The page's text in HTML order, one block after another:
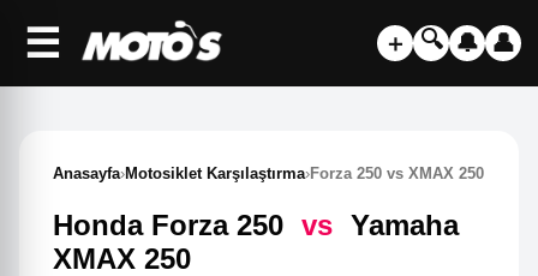
☰ ＋ 🔍 🔔 👤
Anasayfa›Motosiklet Karşılaştırma›Forza 250 vs XMAX 250
Honda Forza 250 vs Yamaha
XMAX 250